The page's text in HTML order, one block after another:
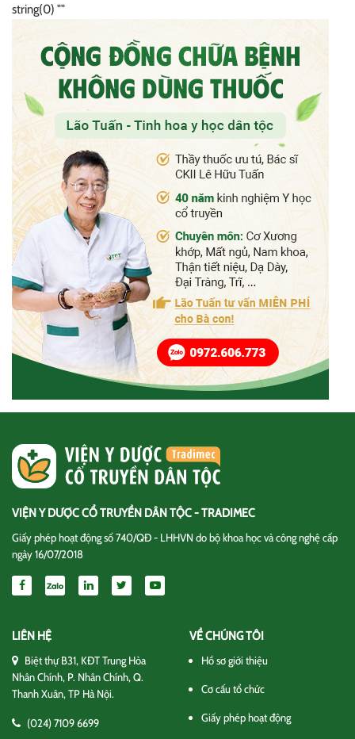
string(0) ""
VIỆN Y DƯỢC CỔ TRUYỀN DÂN TỘC - TRADIMEC
Giấy phép hoạt động số 740/QĐ - LHHVN do bộ khoa học và công nghệ cấp
ngày 16/07/2018
LIÊN HỆ
Biệt thự B31, KĐT Trung Hòa
Nhân Chính, P. Nhân Chính, Q.
Thanh Xuân, TP Hà Nội.
(024) 7109 6699
VỀ CHÚNG TÔI
Hồ sơ giới thiệu
Cơ cấu tổ chức
Giấy phép hoạt động